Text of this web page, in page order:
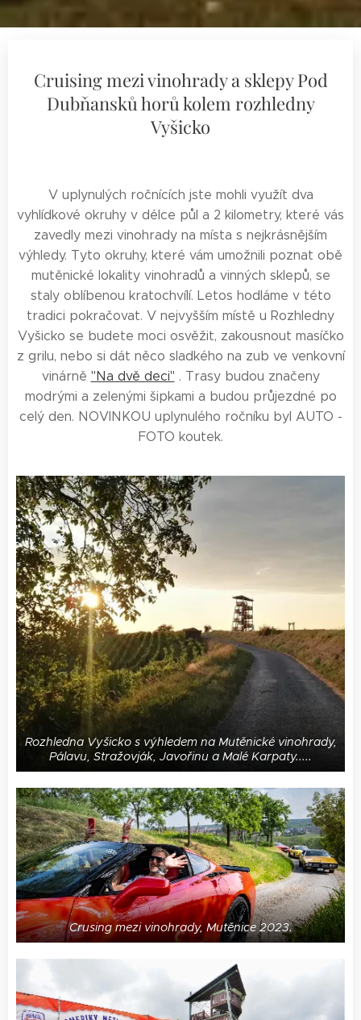
Cruising mezi vinohrady a sklepy Pod
Dubňansků horů kolem rozhledny
Vyšicko
V uplynulých ročnících jste mohli využít dva
vyhlídkové okruhy v délce půl a 2 kilometry, které vás
zavedly mezi vinohrady na místa s nejkrásnějším
výhledy. Tyto okruhy, které vám umožnili poznat obě
mutěnické lokality vinohradů a vinných sklepů, se
staly oblíbenou kratochvílí. Letos hodláme v této
tradici pokračovat. V nejvyšším místě u Rozhledny
Vyšicko se budete moci osvěžit, zakousnout masíčko
z grilu, nebo si dát něco sladkého na zub ve venkovní
vinárně "Na dvě deci" . Trasy budou značeny
modrými a zelenými šipkami a budou průjezdné po
celý den. NOVINKOU uplynulého ročníku byl AUTO -
FOTO koutek.
Rozhledna Vyšicko s výhledem na Mutěnické vinohrady,
Pálavu, Stražovják, Javořinu a Malé Karpaty.....
Crusing mezi vinohrady, Mutěnice 2023.